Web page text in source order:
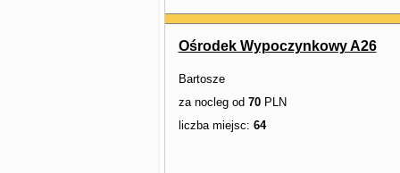
Ośrodek Wypoczynkowy A26
Bartosze
za nocleg od 70PLN
liczba miejsc: 64